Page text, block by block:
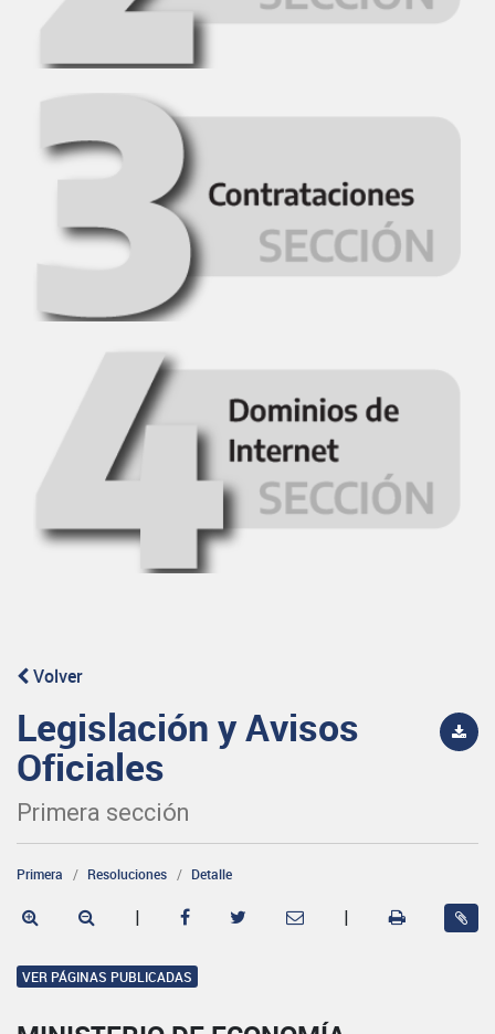
Volver
Legislación y Avisos
Oficiales
Primera sección
Primera Resoluciones Detalle
| |
VER PÁGINAS PUBLICADAS